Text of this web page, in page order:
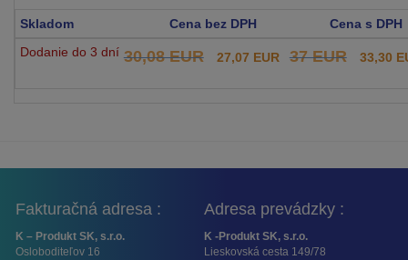
Skladom Cena bez DPH
Cena s DPH
Dodanie do 3 dní 30,08 EUR 27,07 EUR 37 EUR 33,30
Fakturačná adresa :
K – Produkt SK, s.r.o.
Osloboditeľov 16
Adresa prevádzky :
K -Produkt SK, s.r.o.
Lieskovská cesta 149/78